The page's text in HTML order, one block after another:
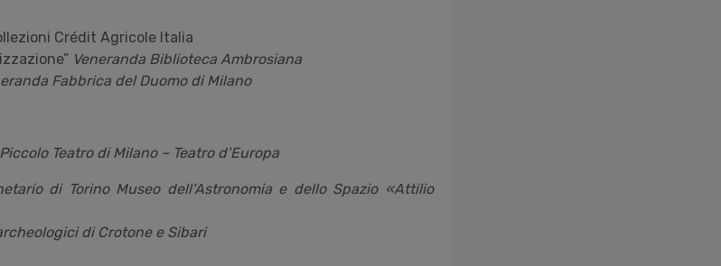
Crédit Agricole Italia
” Veneranda Biblioteca Ambrosiana
Fabbrica del Duomo di Milano
Teatro di Milano – Teatro d’Europa
di Torino Museo dell’Astronomia e dello Spazio «Attilio
di Crotone e Sibari